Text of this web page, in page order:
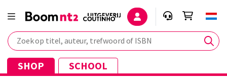
Zoek op titel, auteur, trefwoord of ISBN
SHOP SCHOOL